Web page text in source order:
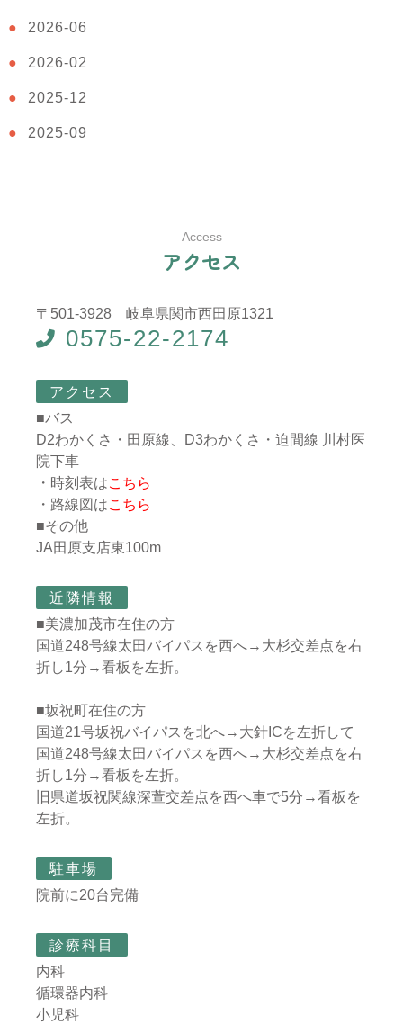
2026-06
2026-02
2025-12
2025-09
Access
アクセス
〒501-3928 岐阜県関市西田原1321
0575-22-2174
アクセス
■バス
D2わかくさ・田原線、D3わかくさ・迫間線 川村医
院下車
・時刻表はこちら
・路線図はこちら
■その他
JA田原支店東100m
近隣情報
■美濃加茂市在住の方
国道248号線太田バイパスを西へ→大杉交差点を右
折し1分→看板を左折。
■坂祝町在住の方
国道21号坂祝バイパスを北へ→大針ICを左折して
国道248号線太田バイパスを西へ→大杉交差点を右
折し1分→看板を左折。
旧県道坂祝関線深萱交差点を西へ車で5分→看板を
左折。
駐車場
院前に20台完備
診療科目
内科
循環器内科
小児科